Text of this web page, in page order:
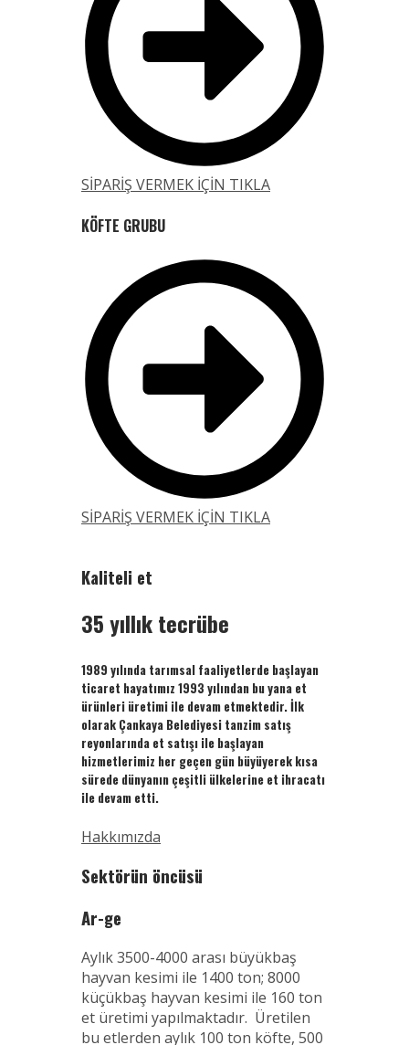
SİPARİŞ VERMEK İÇİN TIKLA
KÖFTE GRUBU
SİPARİŞ VERMEK İÇİN TIKLA
Kaliteli et
35 yıllık tecrübe
1989 yılında tarımsal faaliyetlerde başlayan
ticaret hayatımız 1993 yılından bu yana et
ürünleri üretimi ile devam etmektedir. İlk
olarak Çankaya Belediyesi tanzim satış
reyonlarında et satışı ile başlayan
hizmetlerimiz her geçen gün büyüyerek kısa
sürede dünyanın çeşitli ülkelerine et ihracatı
ile devam etti.
Hakkımızda
Sektörün öncüsü
Ar-ge
Aylık 3500-4000 arası büyükbaş
hayvan kesimi ile 1400 ton; 8000
küçükbaş hayvan kesimi ile 160 ton
et üretimi yapılmaktadır. Üretilen
bu etlerden aylık 100 ton köfte, 500